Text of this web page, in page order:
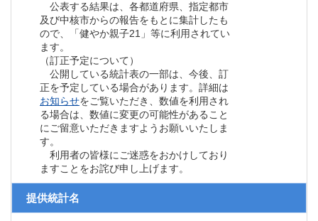
公表する結果は、各都道府県、指定都市
及び中核市からの報告をもとに集計したも
ので、「健やか親子21」等に利用されてい
ます。
（訂正予定について）
公開している統計表の一部は、今後、訂
正を予定している場合があります。詳細は
お知らせをご覧いただき、数値を利用され
る場合は、数値に変更の可能性があること
にご留意いただきますようお願いいたしま
す。
利用者の皆様にご迷惑をおかけしており
ますことをお詫び申し上げます。
提供統計名